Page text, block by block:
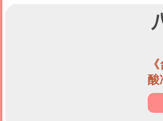
酸
條)